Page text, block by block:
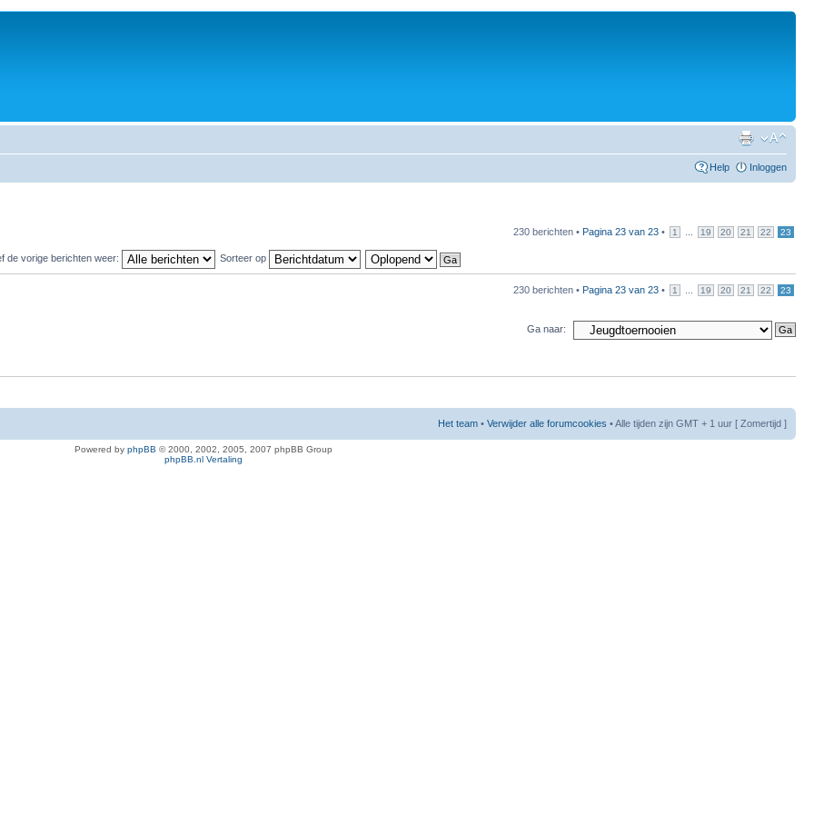
Help Inloggen
230 berichten • Pagina 23 van 23 • 1 19 20 21 22 23
de vorige berichten weer: Sorteer op
230 berichten • Pagina 23 van 23 • 1 19 20 21 22 23
Ga naar:
Het team • Verwijder alle forumcookies • Alle tijden zijn GMT + 1 uur [ Zomertijd ]
Powered by phpBB © 2000, 2002, 2005, 2007 phpBB Group
phpBB.nl Vertaling